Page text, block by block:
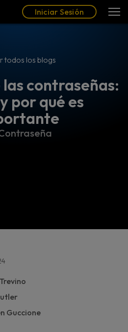
Iniciar Sesión
todos los blogs
contraseñas:
por qué es
Guccione